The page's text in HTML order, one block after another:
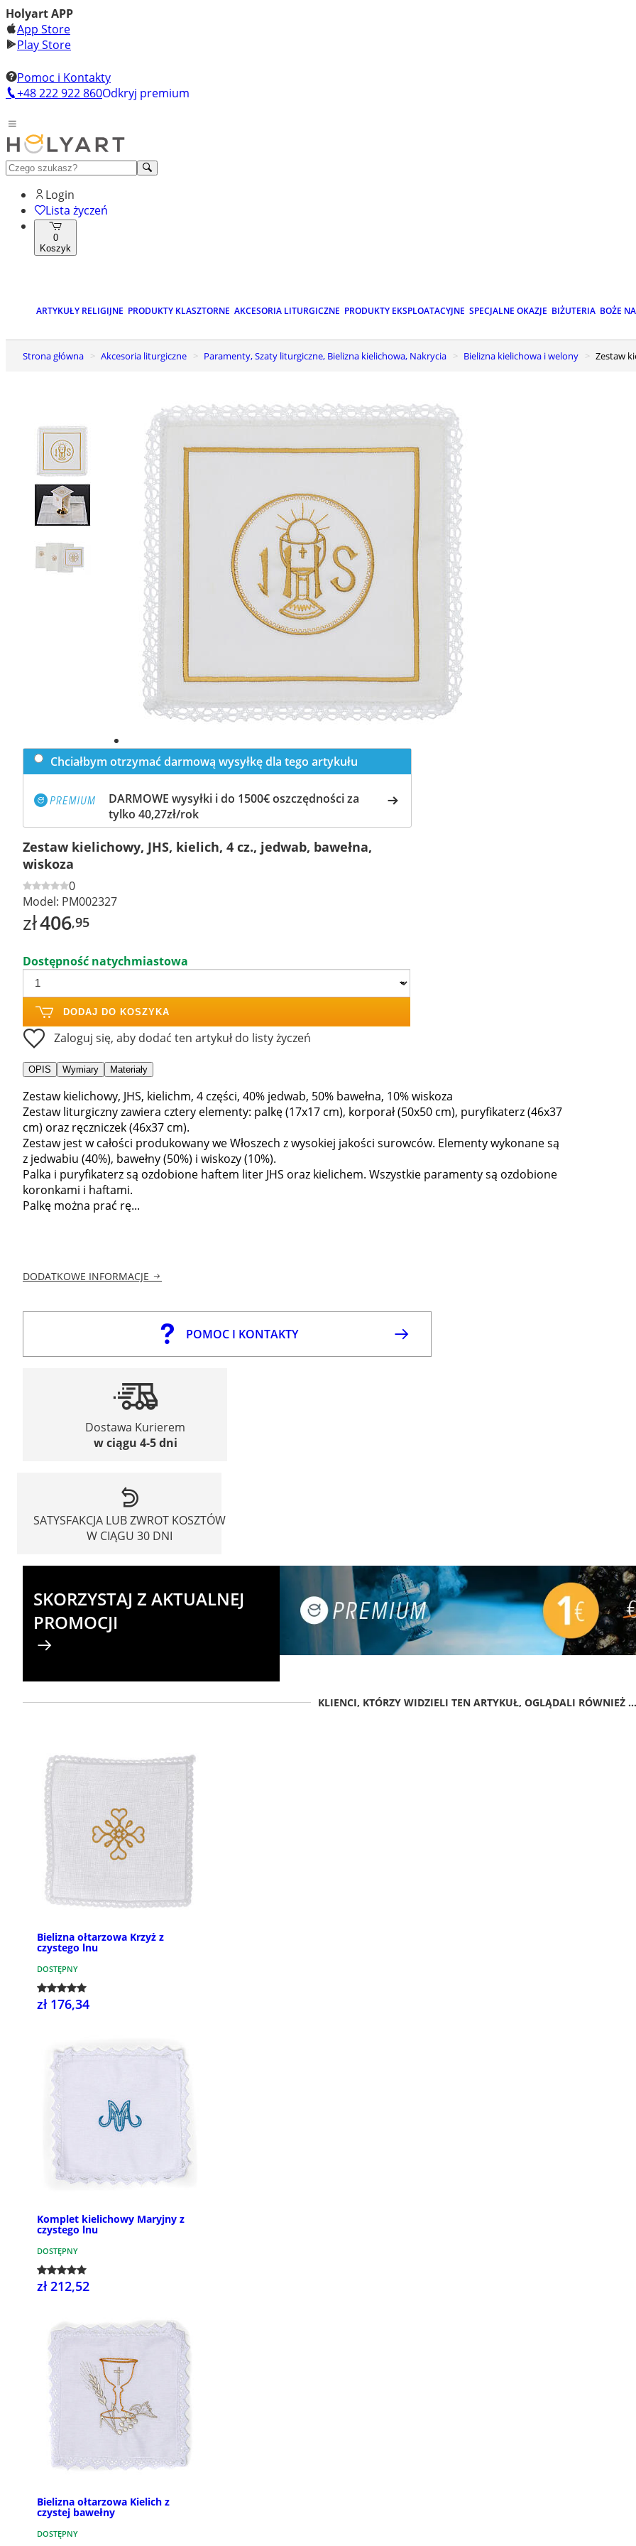
Holyart APP
App Store
Play Store
Pomoc i Kontakty
+48 222 922 860Odkryj premium
Login
Lista życzeń
0
Koszyk
ARTYKUŁY RELIGIJNE PRODUKTY KLASZTORNE AKCESORIA LITURGICZNE PRODUKTY EKSPLOATACYJNE SPECJALNE OKAZJE BIŻUTERIA BOŻE
Strona główna Akcesoria liturgiczne Paramenty, Szaty liturgiczne, Bielizna kielichowa, Nakrycia Bielizna kielichowa i welony Zestaw
Chciałbym otrzymać darmową wysyłkę dla tego artykułu
DARMOWE wysyłki i do 1500€ oszczędności za
tylko 40,27zł/rok
Zestaw kielichowy, JHS, kielich, 4 cz., jedwab, bawełna,
wiskoza
0
Model: PM002327
zł406,95
Dostępność natychmiastowa
DODAJ DO KOSZYKA
Zaloguj się, aby dodać ten artykuł do listy życzeń
OPIS Wymiary Materiały
Zestaw kielichowy, JHS, kielichm, 4 części, 40% jedwab, 50% bawełna, 10% wiskoza
Zestaw liturgiczny zawiera cztery elementy: palkę (17x17 cm), korporał (50x50 cm), puryfikaterz (46x37
cm) oraz ręczniczek (46x37 cm).
Zestaw jest w całości produkowany we Włoszech z wysokiej jakości surowców. Elementy wykonane są
z jedwabiu (40%), bawełny (50%) i wiskozy (10%).
Palka i puryfikaterz są ozdobione haftem liter JHS oraz kielichem. Wszystkie paramenty są ozdobione
koronkami i haftami.
Palkę można prać rę...
DODATKOWE INFORMACJE
POMOC I KONTAKTY
Dostawa Kurierem
w ciągu 4-5 dni
SATYSFAKCJA LUB ZWROT KOSZTÓW
W CIĄGU 30 DNI
SKORZYSTAJ Z AKTUALNEJ
PROMOCJI
KLIENCI, KTÓRZY WIDZIELI TEN ARTYKUŁ, OGLĄDALI RÓWNIEŻ ...
Bielizna ołtarzowa Krzyż z
czystego lnu
DOSTĘPNY
zł 176,34
Komplet kielichowy Maryjny z
czystego lnu
DOSTĘPNY
zł 212,52
Bielizna ołtarzowa Kielich z
czystej bawełny
DOSTĘPNY